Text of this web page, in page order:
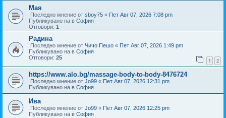
Мая
Последно мнение от sboy75 « Пет Авг 07, 2026 7:08 pm
Публикувано на в София
Отговори: 1
Радина
Последно мнение от Чичо Пешо « Пет Авг 07, 2026 1:49 pm
Публикувано на в София
Отговори: 25 1 2
https://www.alo.bg/massage-body-to-body-8476724
Последно мнение от Jo99 « Пет Авг 07, 2026 12:31 pm
Публикувано на в София
Ива
Последно мнение от Jo99 « Пет Авг 07, 2026 12:25 pm
Публикувано на в София